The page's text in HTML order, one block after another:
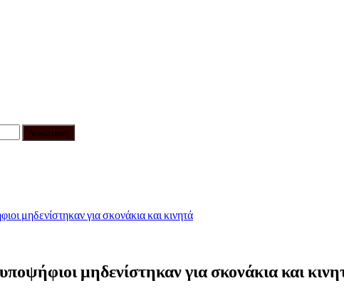
μηδενίστηκαν για σκονάκια και κινητά
μηδενίστηκαν για σκονάκια και